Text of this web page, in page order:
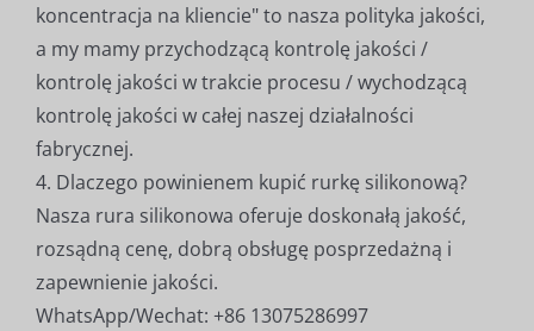
koncentracja na kliencie" to nasza polityka jakości,
a my mamy przychodzącą kontrolę jakości /
kontrolę jakości w trakcie procesu / wychodzącą
kontrolę jakości w całej naszej działalności
fabrycznej.
4. Dlaczego powinienem kupić rurkę silikonową?
Nasza rura silikonowa oferuje doskonałą jakość,
rozsądną cenę, dobrą obsługę posprzedażną i
zapewnienie jakości.
WhatsApp/Wechat: +86 13075286997